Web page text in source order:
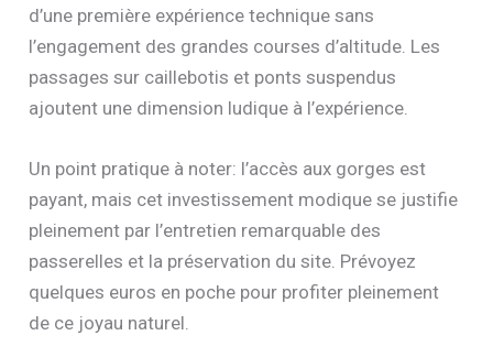
d’une première expérience technique sans
l’engagement des grandes courses d’altitude. Les
passages sur caillebotis et ponts suspendus
ajoutent une dimension ludique à l’expérience.
Un point pratique à noter: l’accès aux gorges est
payant, mais cet investissement modique se justifie
pleinement par l’entretien remarquable des
passerelles et la préservation du site. Prévoyez
quelques euros en poche pour profiter pleinement
de ce joyau naturel.